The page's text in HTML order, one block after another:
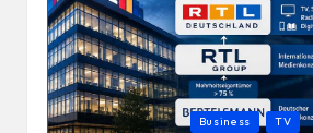
Posted
Business TV